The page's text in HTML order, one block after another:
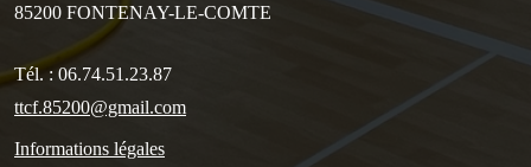
85200 FONTENAY-LE-COMTE
Tél. : 06.74.51.23.87
ttcf.85200@gmail.com
Informations légales